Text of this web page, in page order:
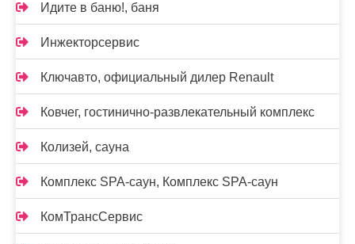
Идите в баню!, баня
Инжекторсервис
Ключавто, официальный дилер Renault
Ковчег, гостинично-развлекательный комплекс
Колизей, сауна
Комплекс SPA-саун, Комплекс SPA-саун
КомТрансСервис